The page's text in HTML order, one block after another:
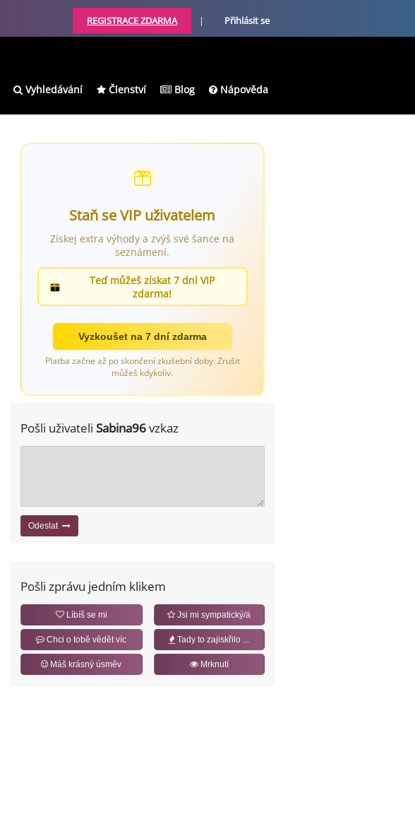
REGISTRACE ZDARMA | Přihlásit se
Vyhledávání Členství Blog Nápověda
Staň se VIP uživatelem
Získej extra výhody a zvýš své šance na
seznámení.
Teď můžeš získat 7 dní VIP
zdarma!
Vyzkoušet na 7 dní zdarma
Platba začne až po skončení zkušební doby. Zrušit
můžeš kdykoliv.
Pošli uživateli Sabina96vzkaz
Odeslat
Pošli zprávu jedním klikem
Líbíš se mi Jsi mi sympatický/á
Chci o tobě vědět víc Tady to zajiskřilo ...
Máš krásný úsměv Mrknutí